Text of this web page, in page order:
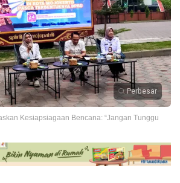
Perbesar
Kesiapsiagaan Bencana: “Jangan Tunggu